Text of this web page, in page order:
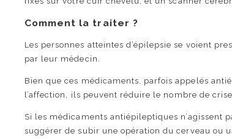
Comment la traiter ?
Les personnes atteintes d’épilepsie se voient
par leur médecin.
Bien que ces médicaments, parfois appelés
l’affection, ils peuvent réduire le nombre de
Si les médicaments antiépileptiques n’agissent
suggérer de subir une opération du cerveau ou